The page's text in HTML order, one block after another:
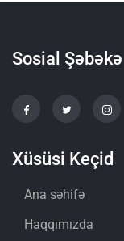
Sosial Şəbəkə
Xüsüsi Keçid
Ana səhifə
Haqqımızda